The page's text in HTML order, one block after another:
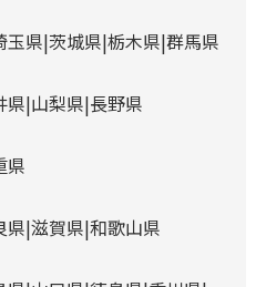
玉県 茨城県 栃木県 群馬県
県 山梨県 長野県
県
県 滋賀県 和歌山県